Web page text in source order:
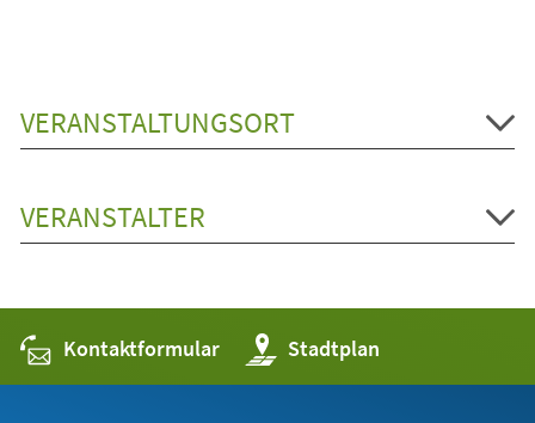
VERANSTALTUNGSORT
VERANSTALTER
Kontaktformular Stadtplan
(Öffnet
in
einem